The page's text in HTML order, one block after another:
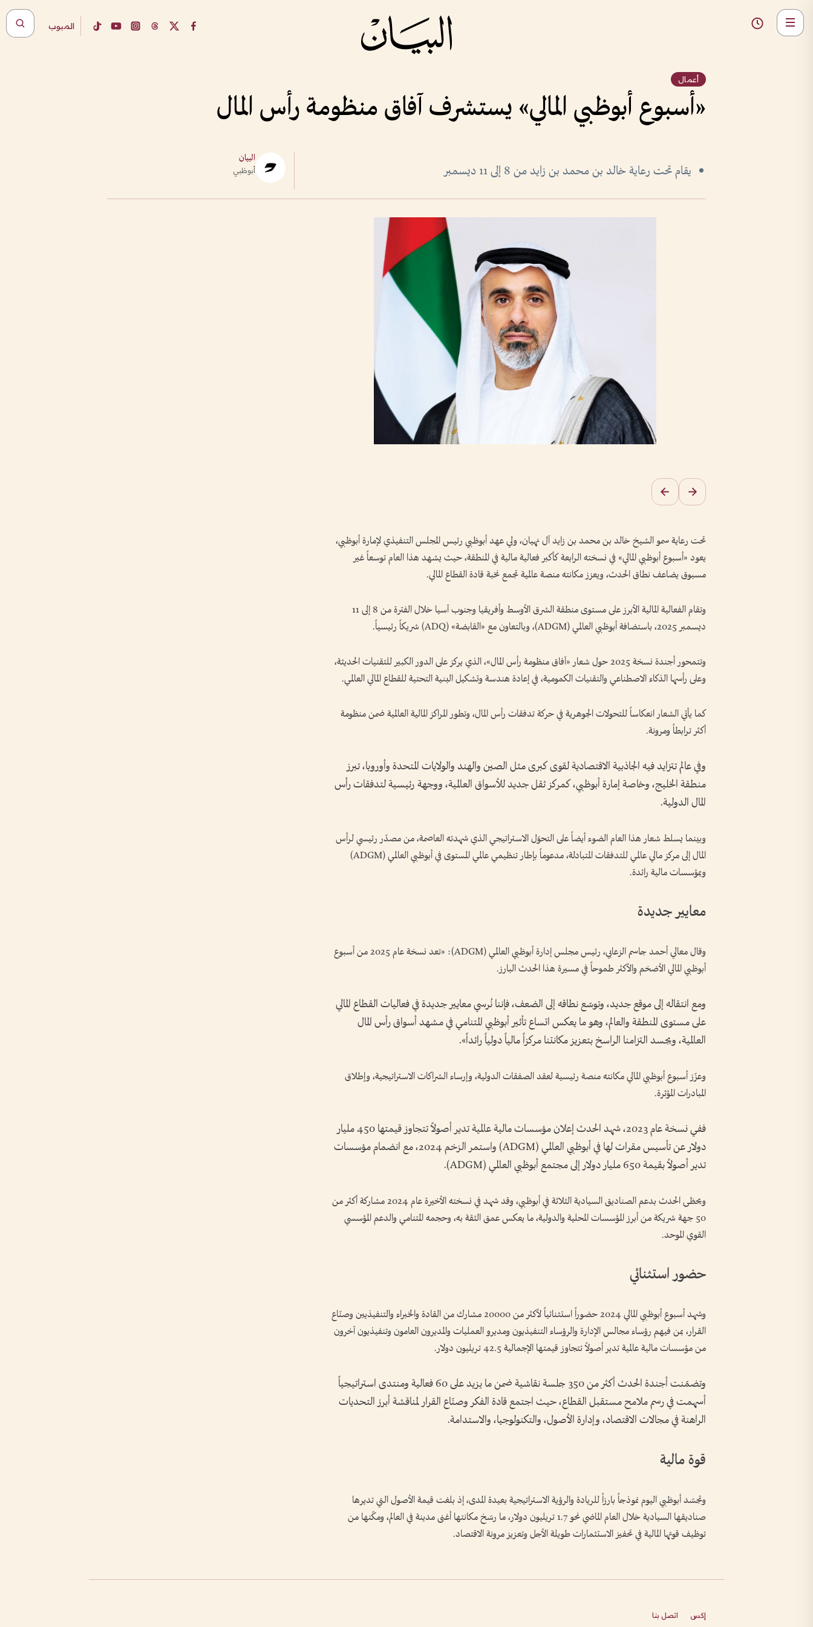
المبوب
أعمال
«أسبوع أبوظبي المالي» يستشرف آفاق منظومة رأس المال
يقام تحت رعاية خالد بن محمد بن زايد من 8 إلى 11 ديسمبر
البيان
أبوظبي
تحت رعاية سمو الشيخ خالد بن محمد بن زايد آل نهيان، ولي عهد أبوظبي رئيس المجلس التنفيذي لإمارة أبوظبي،
يعود «أسبوع أبوظبي المالي» في نسخته الرابعة كأكبر فعالية مالية في المنطقة، حيث يشهد هذا العام توسعاً غير
مسبوق يضاعف نطاق الحدث، ويعزز مكانته منصة عالمية تجمع نخبة قادة القطاع المالي.
وتقام الفعالية المالية الأبرز على مستوى منطقة الشرق الأوسط وأفريقيا وجنوب آسيا خلال الفترة من 8 إلى 11
ديسمبر 2025، باستضافة أبوظبي العالمي (ADGM)، وبالتعاون مع «القابضة» (ADQ) شريكاً رئيسياً.
وتتمحور أجندة نسخة 2025 حول شعار «آفاق منظومة رأس المال»، الذي يركز على الدور الكبير للتقنيات الحديثة،
وعلى رأسها الذكاء الاصطناعي والتقنيات الكمومية، في إعادة هندسة وتشكيل البنية التحتية للقطاع المالي العالمي.
كما يأتي الشعار انعكاساً للتحولات الجوهرية في حركة تدفقات رأس المال، وتطور المراكز المالية العالمية ضمن منظومة
أكثر ترابطاً ومرونة.
وفي عالم تتزايد فيه الجاذبية الاقتصادية لقوى كبرى مثل الصين والهند والولايات المتحدة وأوروبا، تبرز
منطقة الخليج، وخاصة إمارة أبوظبي، كمركز ثقل جديد للأسواق العالمية، ووجهة رئيسية لتدفقات رأس
المال الدولية.
وبينما يسلط شعار هذا العام الضوء أيضاً على التحوّل الاستراتيجي الذي شهدته العاصمة، من مصدّر رئيسي لرأس
المال إلى مركز مالي عالمي للتدفقات المتبادلة، مدعوماً بإطار تنظيمي عالمي المستوى في أبوظبي العالمي (ADGM)
وبمؤسسات مالية رائدة.
معايير جديدة
وقال معالي أحمد جاسم الزعابي، رئيس مجلس إدارة أبوظبي العالمي (ADGM): «تعد نسخة عام 2025 من أسبوع
أبوظبي المالي الأضخم والأكثر طموحاً في مسيرة هذا الحدث البارز.
ومع انتقاله إلى موقع جديد، وتوسّع نطاقه إلى الضعف، فإننا نُرسي معايير جديدة في فعاليات القطاع المالي
على مستوى المنطقة والعالم، وهو ما يعكس اتساع تأثير أبوظبي المتنامي في مشهد أسواق رأس المال
العالمية، ويجسد التزامنا الراسخ بتعزيز مكانتنا مركزاً مالياً دولياً رائداً».
وعزّز أسبوع أبوظبي المالي مكانته منصة رئيسية لعقد الصفقات الدولية، وإرساء الشراكات الاستراتيجية، وإطلاق
المبادرات المؤثرة.
ففي نسخة عام 2023، شهد الحدث إعلان مؤسسات مالية عالمية تدير أصولاً تتجاوز قيمتها 450 مليار
دولار عن تأسيس مقرات لها في أبوظبي العالمي (ADGM) واستمر الزخم 2024، مع انضمام مؤسسات
تدير أصولاً بقيمة 650 مليار دولار إلى مجتمع أبوظبي العالمي (ADGM).
ويحظى الحدث بدعم الصناديق السيادية الثلاثة في أبوظبي، وقد شهد في نسخته الأخيرة عام 2024 مشاركة أكثر من
50 جهة شريكة من أبرز المؤسسات المحلية والدولية، ما يعكس عمق الثقة به، وحجمه المتنامي والدعم المؤسسي
القوي الموحد.
حضور استثنائي
وشهد أسبوع أبوظبي المالي 2024 حضوراً استثنائياً لأكثر من 20000 مشارك من القادة والخبراء والتنفيذيين وصنّاع
القرار، بمن فيهم رؤساء مجالس الإدارة والرؤساء التنفيذيون ومديرو العمليات والمديرون العامون وتنفيذيون آخرون
من مؤسسات مالية عالمية تدير أصولاً تتجاوز قيمتها الإجمالية 42.5 تريليون دولار.
وتضمّنت أجندة الحدث أكثر من 350 جلسة نقاشية ضمن ما يزيد على 60 فعالية ومنتدى استراتيجياً
أسهمت في رسم ملامح مستقبل القطاع، حيث اجتمع قادة الفكر وصنّاع القرار لمناقشة أبرز التحديات
الراهنة في مجالات الاقتصاد، وإدارة الأصول، والتكنولوجيا، والاستدامة.
قوة مالية
وتجسّد أبوظبي اليوم نموذجاً بارزاً للريادة والرؤية الاستراتيجية بعيدة المدى، إذ بلغت قيمة الأصول التي تديرها
صناديقها السيادية خلال العام الماضي نحو 1.7 تريليون دولار، ما رسّخ مكانتها أغنى مدينة في العالم، ومكّنها من
توظيف قوتها المالية في تحفيز الاستثمارات طويلة الأجل وتعزيز مرونة الاقتصاد.
إكس اتصل بنا